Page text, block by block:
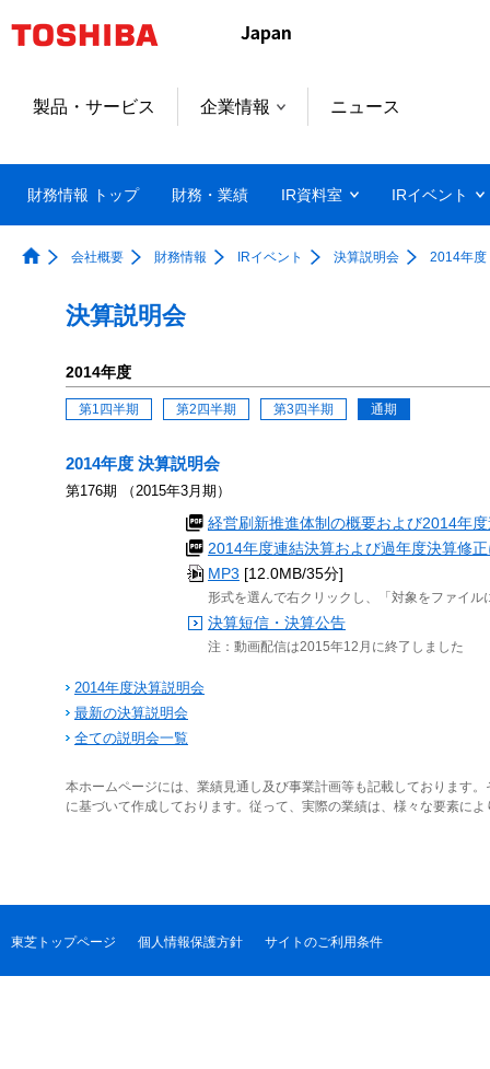
製品・サービス 企業情報 ニュース
財務情報 トップ 財務・業績 IR資料室 IRイベント
会社概要 財務情報 IRイベント 決算説明会 2014年度
決算説明会
2014年度
第1四半期 第2四半期 第3四半期 通期
2014年度 決算説明会
第176期 （2015年3月期）
経営刷新推進体制の概要および2014年
2014年度連結決算および過年度決算修
MP3 [12.0MB/35分]
形式を選んで右クリックし、「対象をファイ
決算短信・決算公告
注：動画配信は2015年12月に終了しました
2014年度決算説明会
最新の決算説明会
全ての説明会一覧
本ホームページには、業績見通し及び事業計画等も記載しております
に基づいて作成しております。従って、実際の業績は、様々な要素に
東芝トップページ 個人情報保護方針 サイトのご利用条件